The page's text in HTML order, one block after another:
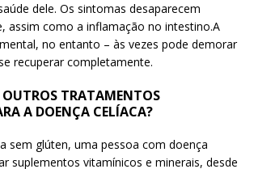
dele. Os sintomas desaparecem
assim como a inflamação no intestino.A
no entanto – às vezes pode demorar
recuperar completamente.
TRATAMENTOS
A DOENÇA CELÍACA?
sem glúten, uma pessoa com doença
suplementos vitamínicos e minerais, desde